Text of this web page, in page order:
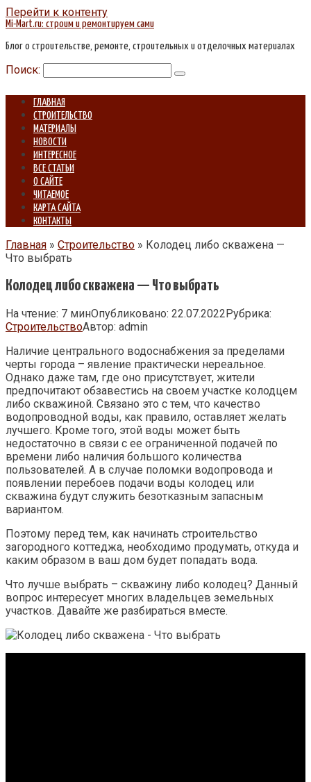
Перейти к контенту
Mi-Mart.ru: строим и ремонтируем сами
Блог о строительстве, ремонте, строительных и отделочных материалах
Поиск:
ГЛАВНАЯ
СТРОИТЕЛЬСТВО
МАТЕРИАЛЫ
НОВОСТИ
ИНТЕРЕСНОЕ
ВСЕ СТАТЬИ
О САЙТЕ
ЧИТАЕМОЕ
КАРТА САЙТА
КОНТАКТЫ
Главная » Строительство » Колодец либо скважена —
Что выбрать
Колодец либо скважена — Что выбрать
На чтение: 7 минОпубликовано: 22.07.2022Рубрика:
СтроительствоАвтор: admin
Наличие центрального водоснабжения за пределами
черты города – явление практически нереальное.
Однако даже там, где оно присутствует, жители
предпочитают обзавестись на своем участке колодцем
либо скважиной. Связано это с тем, что качество
водопроводной воды, как правило, оставляет желать
лучшего. Кроме того, этой воды может быть
недостаточно в связи с ее ограниченной подачей по
времени либо наличия большого количества
пользователей. А в случае поломки водопровода и
появлении перебоев подачи воды колодец или
скважина будут служить безотказным запасным
вариантом.
Поэтому перед тем, как начинать строительство
загородного коттеджа, необходимо продумать, откуда и
каким образом в ваш дом будет попадать вода.
Что лучше выбрать – скважину либо колодец? Данный
вопрос интересует многих владельцев земельных
участков. Давайте же разбираться вместе.